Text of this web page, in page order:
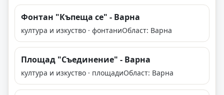
Фонтан "Къпеща се" - Варна
култура и изкуство · фонтаниОбласт: Варна
Площад "Съединение" - Варна
култура и изкуство · площадиОбласт: Варна